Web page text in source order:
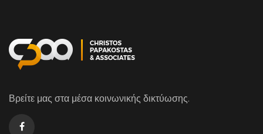
Βρείτε μας στα μέσα κοινωνικής δικτύωσης.